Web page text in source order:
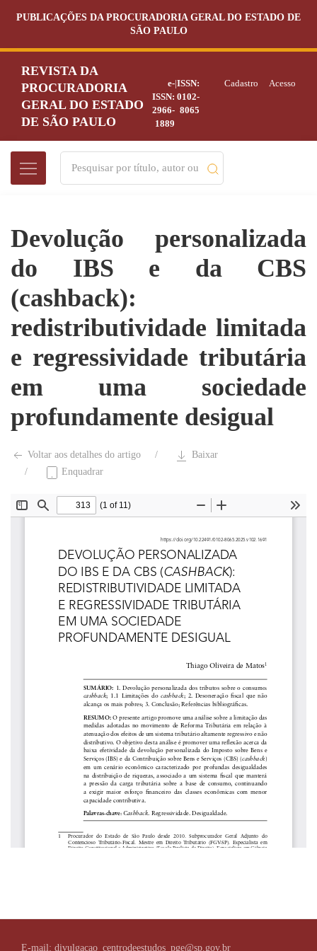
PUBLICAÇÕES DA PROCURADORIA GERAL DO ESTADO DE
SÃO PAULO
REVISTA DA
PROCURADORIA
GERAL DO ESTADO
DE SÃO PAULO
e-
ISSN:
2966-
1889
|ISSN:
0102-
8065
Cadastro Acesso
Devolução personalizada
do IBS e da CBS
(cashback):
redistributividade limitada
e regressividade tributária
em uma sociedade
profundamente desigual
Voltar aos detalhes do artigo
Baixar
Enquadrar
E-mail: divulgacao_centrodeestudos_pge@sp.gov.br